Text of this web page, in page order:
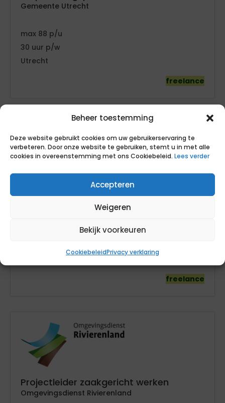
Beheer toestemming
Deze website gebruikt cookies om uw gebruikerservaring te
verbeteren. Door onze website te gebruiken, stemt u in met alle
cookies in overeenstemming met ons Cookiebeleid. Lees verder
Accepteren
Weigeren
Bekijk voorkeuren
CookiebeleidPrivacy verklaring
Gemeente Utrecht
88
30
Utrecht
freelance
Projectleider netcongestie
Gemeente Montfoort
freelance
Projectleider zaakgericht werken
Omgevingsdienst Rivierenland